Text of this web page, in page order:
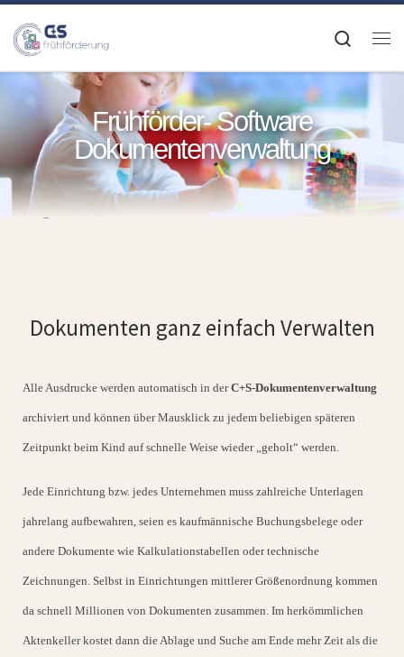
Zum Inhalt springen Search
Dokumentenverwaltu
ng
Frühförder- Software
Dokumentenverwaltung
Dokumenten ganz einfach Verwalten
Alle Ausdrucke werden automatisch in der C+S-Dokumentenverwaltung
archiviert und können über Mausklick zu jedem beliebigen späteren
Zeitpunkt beim Kind auf schnelle Weise wieder „geholt“ werden.
Jede Einrichtung bzw. jedes Unternehmen muss zahlreiche Unterlagen
jahrelang aufbewahren, seien es kaufmännische Buchungsbelege oder
andere Dokumente wie Kalkulationstabellen oder technische
Zeichnungen. Selbst in Einrichtungen mittlerer Größenordnung kommen
da schnell Millionen von Dokumenten zusammen. Im herkömmlichen
Aktenkeller kostet dann die Ablage und Suche am Ende mehr Zeit als die